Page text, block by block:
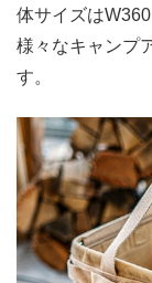
体サイズは
様々なキャンプ
す。